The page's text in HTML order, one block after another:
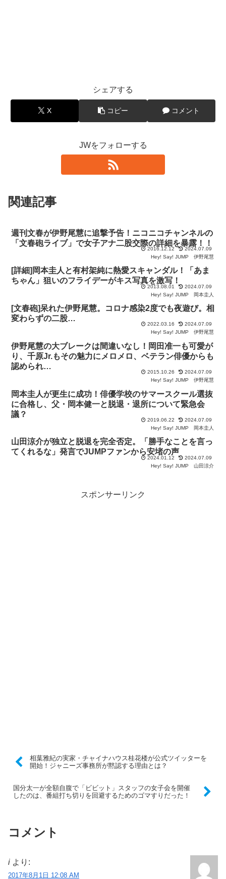
シェアする
X コピー コメント
JWをフォローする
関連記事
週刊文春が伊野尾慧に追撃予告！ニコニコチャンネルの
「文春砲ライブ」で女子アナ二股交際の詳細を暴露！！
2016.12.12
2024.07.09
Hey! Say! JUMP
伊野尾慧
[詳細]岡本圭人と有村架純に熱愛スキャンダル！「あま
ちゃん」狙いのフライデーがキス写真を激写！
2013.08.01
2024.07.09
Hey! Say! JUMP
岡本圭人
[文春砲]呆れた伊野尾慧。コロナ感染2度でも夜遊び。相
変わらずの二股…
2022.03.16
2024.07.09
Hey! Say! JUMP
伊野尾慧
伊野尾慧の大ブレークは間違いなし！岡田准一も可愛が
り、千原Jr.もその魅力にメロメロ、ベテラン俳優からも
認められ…
2015.10.26
2024.07.09
Hey! Say! JUMP
伊野尾慧
岡本圭人が更生に成功！俳優学校のサマースクール選抜
に合格し、父・岡本健一と脱退・退所について緊急会
議？
2019.06.22
2024.07.09
Hey! Say! JUMP
岡本圭人
山田涼介が独立と脱退を完全否定。「勝手なことを言っ
てくれるな」発言でJUMPファンから安堵の声
2024.01.12
2024.07.09
Hey! Say! JUMP
山田涼介
スポンサーリンク
相葉雅紀の実家・チャイナハウス桂花楼が公式ツイッターを
開始！ジャニーズ事務所が黙認する理由とは？
国分太一が全額自腹で「ビビット」スタッフの女子会を開催
したのは、番組打ち切りを回避するためのゴマすりだった！
コメント
i より:
2017年8月1日 12:08 AM